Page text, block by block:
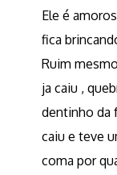
Ele é
fica
Ruim
ja caiu ,
dentinho da
caiu e teve
coma por